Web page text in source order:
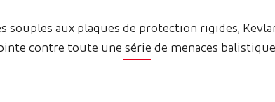
souples aux plaques de protection rigides,
contre toute une série de menaces